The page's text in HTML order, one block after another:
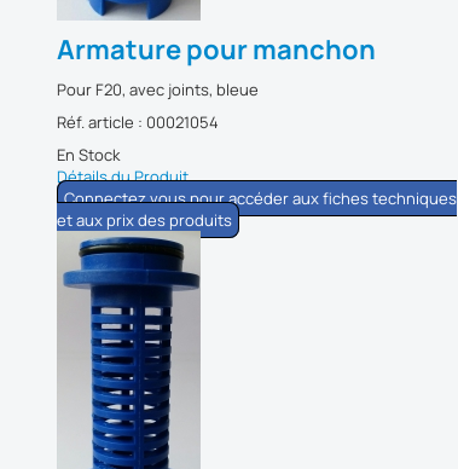
Armature pour manchon
Pour F20, avec joints, bleue
Réf. article : 00021054
En Stock
Détails du Produit
Connectez vous pour accéder aux fiches techniques
et aux prix des produits